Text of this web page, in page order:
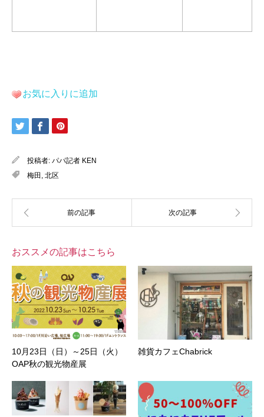
お気に入りに追加
投稿者: パパ記者 KEN
梅田 , 北区
おススメの記事はこちら
10月23日（日）～25日（火）
OAP秋の観光物産展
雑貨カフェChabrick